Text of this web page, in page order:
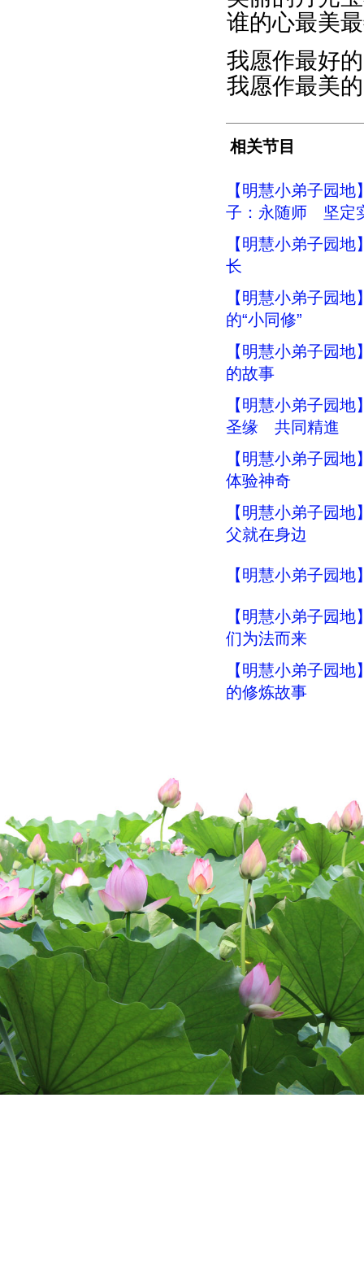
谁的心最美
我愿作最好
我愿作最美
相关节目
【明慧小弟子园
子：永随师 坚定
【明慧小弟子园
长
【明慧小弟子园
的“小同修”
【明慧小弟子园
的故事
【明慧小弟子园
圣缘 共同精進
【明慧小弟子园
体验神奇
【明慧小弟子园
父就在身边
【明慧小弟子园
【明慧小弟子园
们为法而来
【明慧小弟子园
的修炼故事